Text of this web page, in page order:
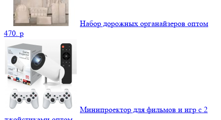
Набор дорожных органайзеров оптом
470. p
Минипроектор для фильмов и игр с 2